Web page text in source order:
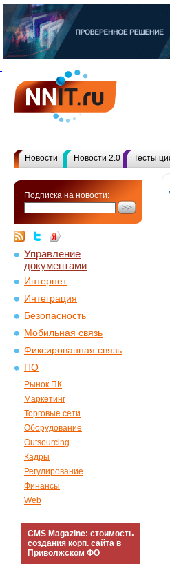
Новости Новости 2.0 Тесты
Подписка на новости:
Управление
документами
Интернет
Интеграция
Безопасность
Мобильная связь
Фиксированная связь
ПО
Рынок ПК
Маркетинг
Торговые сети
Оборудование
Outsourcing
Кадры
Регулирование
Финансы
Web
CMS Magazine: стоимость
создания корп. сайта в
Приволжском ФО